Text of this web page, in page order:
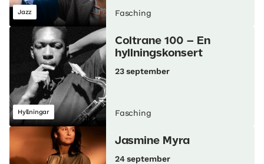
Jazz Fasching
Hyllningar
Coltrane 100 – En
hyllningskonsert
23 september
Fasching
Jasmine Myra
24 september